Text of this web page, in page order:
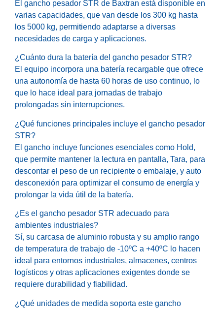
El gancho pesador STR de Baxtran está disponible en
varias capacidades, que van desde los 300 kg hasta
los 5000 kg, permitiendo adaptarse a diversas
necesidades de carga y aplicaciones.
¿Cuánto dura la batería del gancho pesador STR?
El equipo incorpora una batería recargable que ofrece
una autonomía de hasta 60 horas de uso continuo, lo
que lo hace ideal para jornadas de trabajo
prolongadas sin interrupciones.
¿Qué funciones principales incluye el gancho pesador
STR?
El gancho incluye funciones esenciales como Hold,
que permite mantener la lectura en pantalla, Tara, para
descontar el peso de un recipiente o embalaje, y auto
desconexión para optimizar el consumo de energía y
prolongar la vida útil de la batería.
¿Es el gancho pesador STR adecuado para
ambientes industriales?
Sí, su carcasa de aluminio robusta y su amplio rango
de temperatura de trabajo de -10ºC a +40ºC lo hacen
ideal para entornos industriales, almacenes, centros
logísticos y otras aplicaciones exigentes donde se
requiere durabilidad y fiabilidad.
¿Qué unidades de medida soporta este gancho